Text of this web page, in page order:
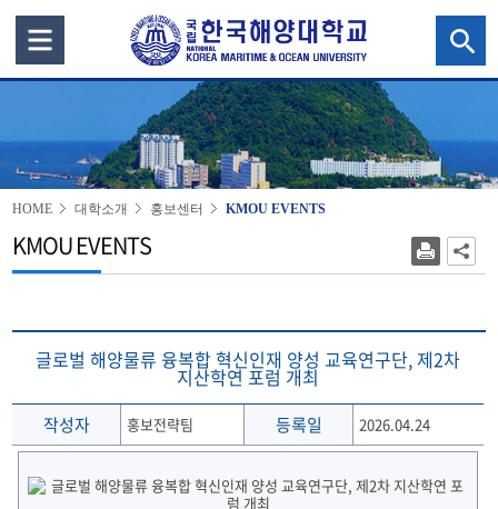
HOME 대학소개 홍보센터 KMOU EVENTS
KMOU EVENTS
글로벌 해양물류 융복합 혁신인재 양성 교육연구단, 제2차
지산학연 포럼 개최
작성자 홍보전략팀 등록일 2026.04.24